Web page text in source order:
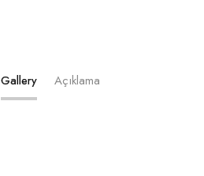
Gallery Açıklama